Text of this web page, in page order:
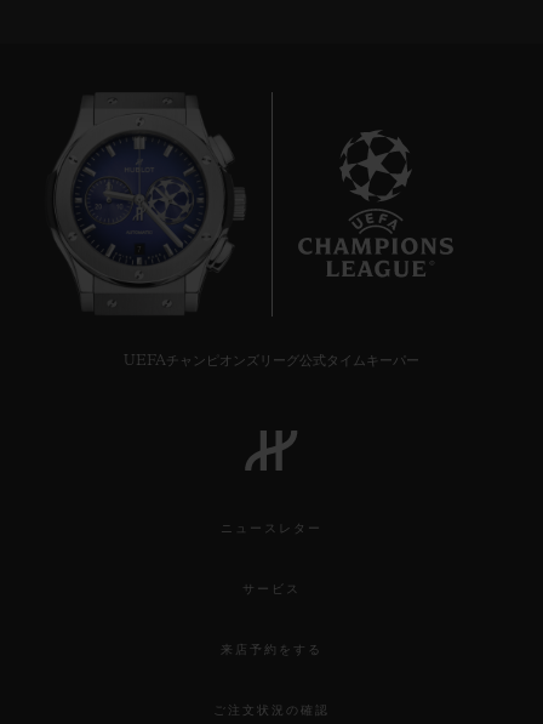
7
UEFAチャンピオンズリーグ公式タイムキーパー
ニュースレター
サービス
来店予約をする
ご注文状況の確認